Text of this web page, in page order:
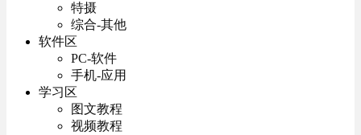
特摄
综合-其他
软件区
PC-软件
手机-应用
学习区
图文教程
视频教程